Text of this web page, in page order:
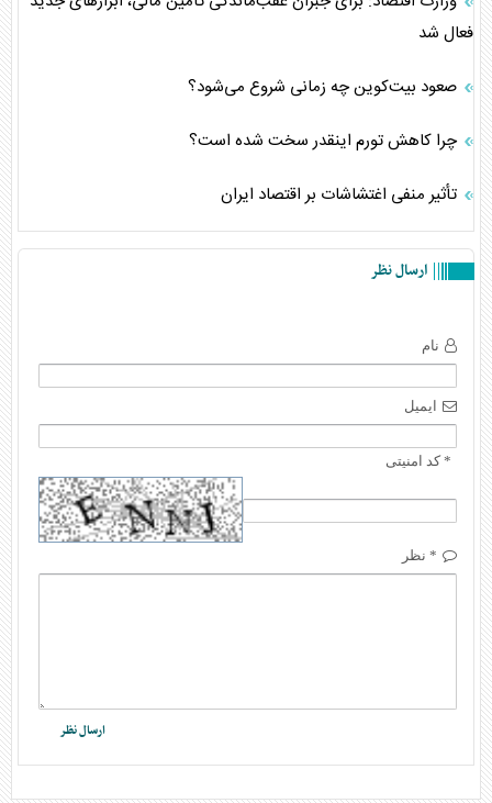
فعال شد
صعود بیت‌کوین چه زمانی شروع می‌شود؟
چرا کاهش تورم اینقدر سخت شده است؟
تأثیر منفی اغتشاشات بر اقتصاد ایران
ارسال نظر
نام
ایمیل
* کد امنیتی
* نظر